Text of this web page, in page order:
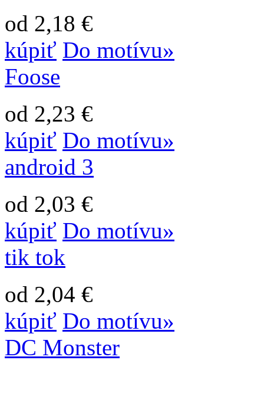
od 2,18 €
kúpiť Do motívu»
Foose
od 2,23 €
kúpiť Do motívu»
android 3
od 2,03 €
kúpiť Do motívu»
tik tok
od 2,04 €
kúpiť Do motívu»
DC Monster